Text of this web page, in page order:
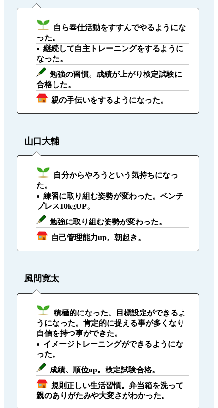
自ら奉仕活動をすすんでやるようにな
った。
継続して自主トレーニングをするように
なった。
勉強の習慣。成績が上がり検定試験に
合格した。
親の手伝いをするようになった。
山口大輔
自分からやろうという気持ちになっ
た。
練習に取り組む姿勢が変わった。ベンチ
プレス10kgUP。
勉強に取り組む姿勢が変わった。
自己管理能力up。朝起き。
風間寛太
積極的になった。目標設定ができるよ
うになった。肯定的に捉える事が多くなり
自信を持つ事ができた。
イメージトレーニングができるようにな
った。
成績、順位up。検定試験合格。
規則正しい生活習慣。弁当箱を洗って
親のありがたみや大変さがわかった。